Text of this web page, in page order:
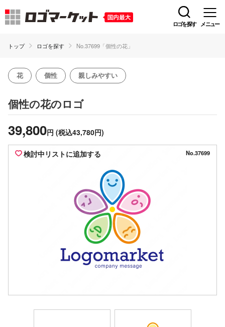
ロゴを探す メニュー
トップ ロゴを探す No.37699「個性の花」
花 個性 親しみやすい
個性の花のロゴ
39,800円 (税込43,780円)
検討中リストに追加する No.37699